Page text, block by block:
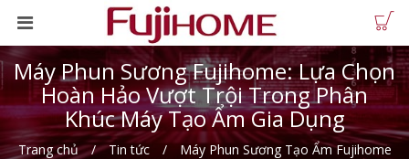
Máy Phun Sương Fujihome: Lựa Chọn
Hoàn Hảo Vượt Trội Trong Phân
Khúc Máy Tạo Ẩm Gia Dụng
Trang chủ Tin tức
Máy Phun Sương Tạo Ẩm Fujihome